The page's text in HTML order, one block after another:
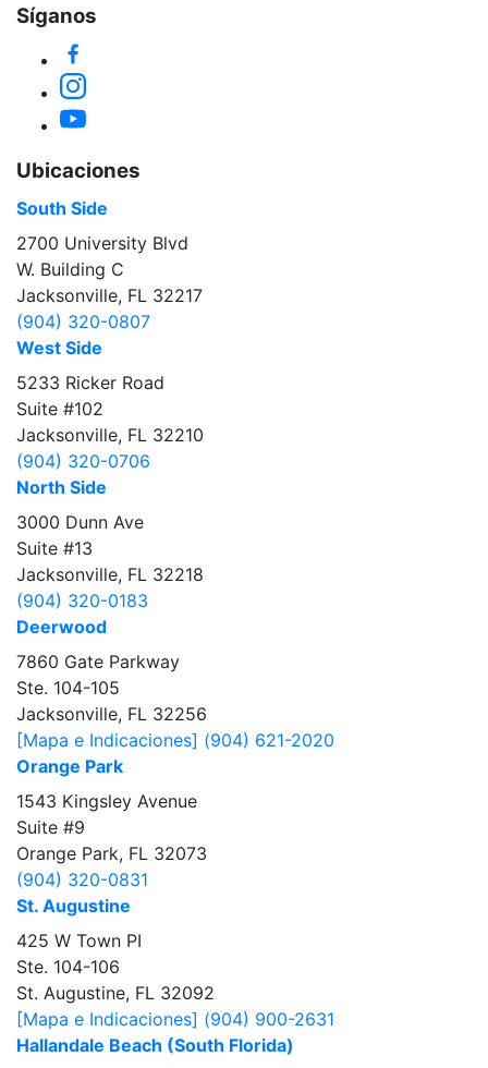
Síganos
Instagram
YouTube
Ubicaciones
South Side
2700 University Blvd
W. Building C
Jacksonville, FL 32217
(904) 320-0807
West Side
5233 Ricker Road
Suite #102
Jacksonville, FL 32210
(904) 320-0706
North Side
3000 Dunn Ave
Suite #13
Jacksonville, FL 32218
(904) 320-0183
Deerwood
7860 Gate Parkway
Ste. 104-105
Jacksonville, FL 32256
[Mapa e Indicaciones] (904) 621-2020
Orange Park
1543 Kingsley Avenue
Suite #9
Orange Park, FL 32073
(904) 320-0831
St. Augustine
425 W Town PI
Ste. 104-106
St. Augustine, FL 32092
[Mapa e Indicaciones] (904) 900-2631
Hallandale Beach (South Florida)